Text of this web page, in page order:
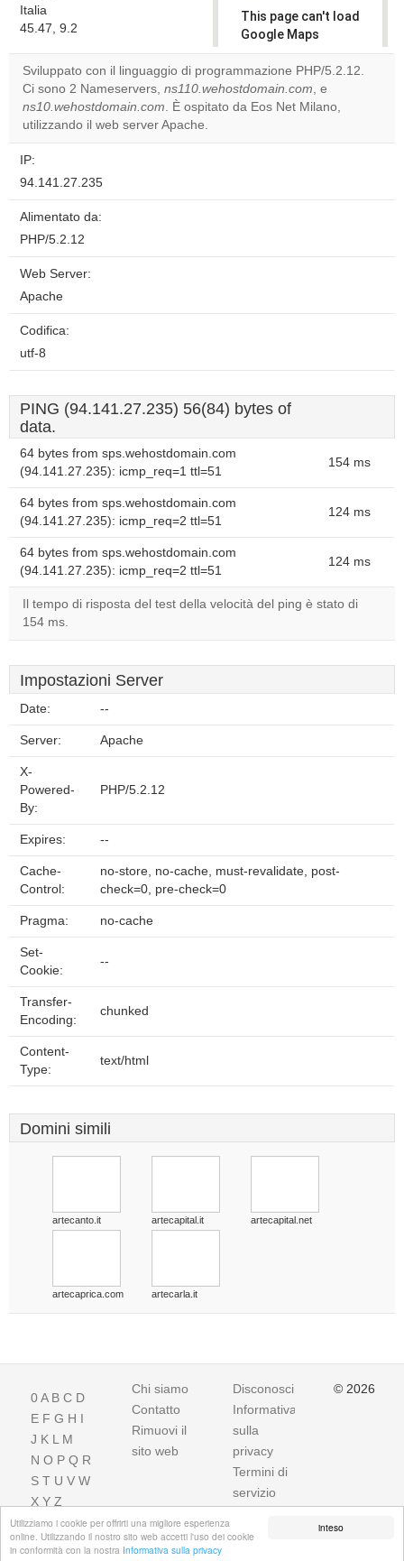
inteso
Utilizziamo i cookie per offrirti una migliore esperienza
online. Utilizzando il nostro sito web accetti l'uso dei cookie
in conformità con la nostra Informativa sulla privacy
Italia
45.47, 9.2
This page can't load
Google Maps
correctly.
Do you
own this
Sviluppato con il linguaggio di programmazione PHP/5.2.12.
Ci sono 2 Nameservers, ns110.wehostdomain.com, e
ns10.wehostdomain.com. È ospitato da Eos Net Milano,
utilizzando il web server Apache.
IP:
94.141.27.235
Alimentato da:
PHP/5.2.12
Web Server:
Apache
Codifica:
utf-8
PING (94.141.27.235) 56(84) bytes of
data.
64 bytes from sps.wehostdomain.com
(94.141.27.235): icmp_req=1 ttl=51
154 ms
64 bytes from sps.wehostdomain.com
(94.141.27.235): icmp_req=2 ttl=51
124 ms
64 bytes from sps.wehostdomain.com
(94.141.27.235): icmp_req=2 ttl=51
124 ms
Il tempo di risposta del test della velocità del ping è stato di
154 ms.
Impostazioni Server
Date: --
Server: Apache
X-
Powered-
By:
PHP/5.2.12
Expires: --
Cache-
Control:
no-store, no-cache, must-revalidate, post-
check=0, pre-check=0
Pragma: no-cache
Set-
Cookie:
--
Transfer-
Encoding:
chunked
Content-
Type:
text/html
Domini simili
artecanto.it artecapital.it artecapital.net
artecaprica.com artecarla.it
0A B C D
E F G H I
J K L M
N O P Q R
S T U V W
X Y Z
Chi siamo
Contatto
Rimuovi il
sito web
Disconoscimento
Informativa
sulla
privacy
Termini di
servizio
© 2026